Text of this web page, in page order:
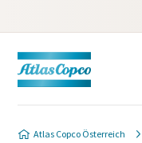
Atlas Copco Österreich